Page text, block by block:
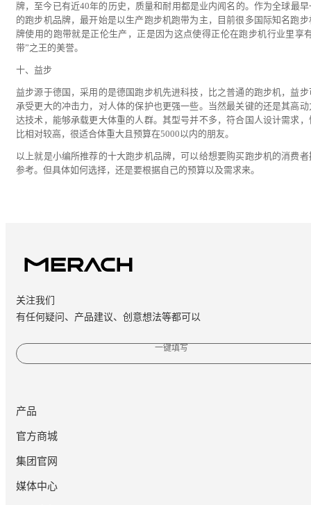
牌，至今已有近40年的历史，质量和耐用都是业内闻名的。作为全球最早
的跑步机品牌，最开始是以生产跑步机跑带为主，目前很多国际知名跑步
牌使用的跑带就是正伦生产，正是因为这点使得正伦在跑步机行业里享
带”之王的美誉。
十、益步
益步源于德国，采用的是德国跑步机先进科技，比之普通的跑步机，益步
承受更大的冲击力，对人体的保护也更强一些。当然最关键的还是其高动
达技术，能够承载更大体重的人群。其型号并不多，符合国人设计需求，
比相对较高，很适合体重大且预算在5000以内的朋友。
以上就是小编所推荐的十大跑步机品牌，可以给想要购买跑步机的消费者
参考。但具体如何选择，还是要根据自己的预算以及需求来。
关注我们
有任何疑问、产品建议、创意想法等都可以
一键填写
产品
官方商城
集团官网
媒体中心